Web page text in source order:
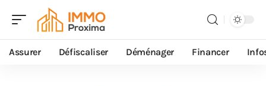
Assurer Défiscaliser Déménager Financer